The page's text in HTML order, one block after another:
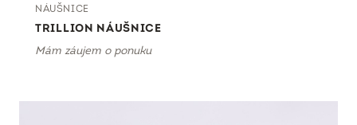
NÁUŠNICE
TRILLION NÁUŠNICE
Mám záujem o ponuku